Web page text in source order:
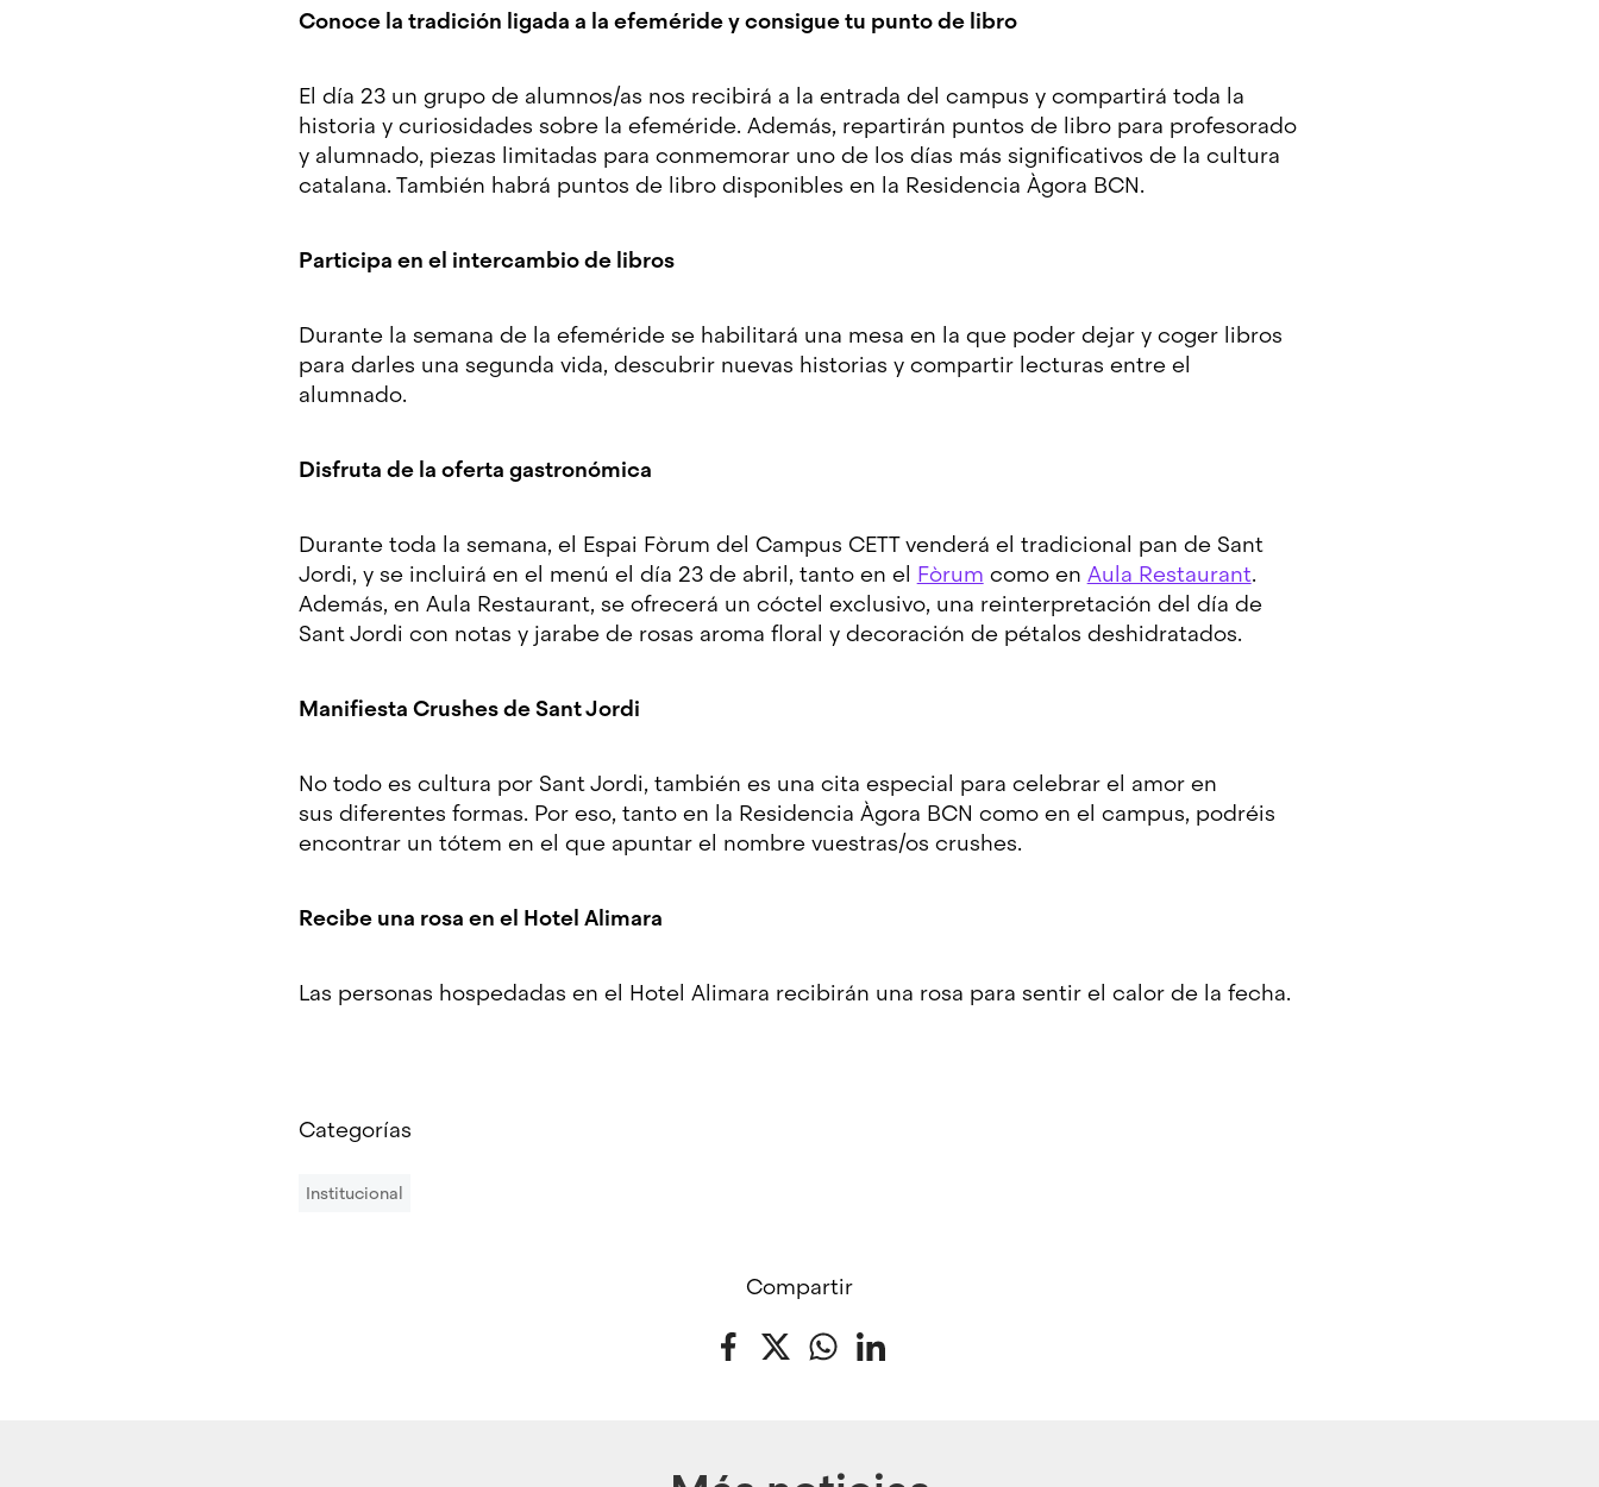
Conoce la tradición ligada a la efeméride y consigue tu punto de libro
El día 23 un grupo de alumnos/as nos recibirá a la entrada del campus y compartirá toda la
historia y curiosidades sobre la efeméride. Además, repartirán puntos de libro para profesorado
y alumnado, piezas limitadas para conmemorar uno de los días más significativos de la cultura
catalana. También habrá puntos de libro disponibles en la Residencia Àgora BCN.
Participa en el intercambio de libros
Durante la semana de la efeméride se habilitará una mesa en la que poder dejar y coger libros
para darles una segunda vida, descubrir nuevas historias y compartir lecturas entre el
alumnado.
Disfruta de la oferta gastronómica
Durante toda la semana, el Espai Fòrum del Campus CETT venderá el tradicional pan de Sant
Jordi, y se incluirá en el menú el día 23 de abril, tanto en el Fòrum como en Aula Restaurant.
Además, en Aula Restaurant, se ofrecerá un cóctel exclusivo, una reinterpretación del día de
Sant Jordi con notas y jarabe de rosas aroma floral y decoración de pétalos deshidratados.
Manifiesta Crushes de Sant Jordi
No todo es cultura por Sant Jordi, también es una cita especial para celebrar el amor en
sus diferentes formas. Por eso, tanto en la Residencia Àgora BCN como en el campus, podréis
encontrar un tótem en el que apuntar el nombre vuestras/os crushes.
Recibe una rosa en el Hotel Alimara
Las personas hospedadas en el Hotel Alimara recibirán una rosa para sentir el calor de la fecha.
Categorías
Institucional
Compartir
Facebook
TwitterWhatsApp
LinkedIn